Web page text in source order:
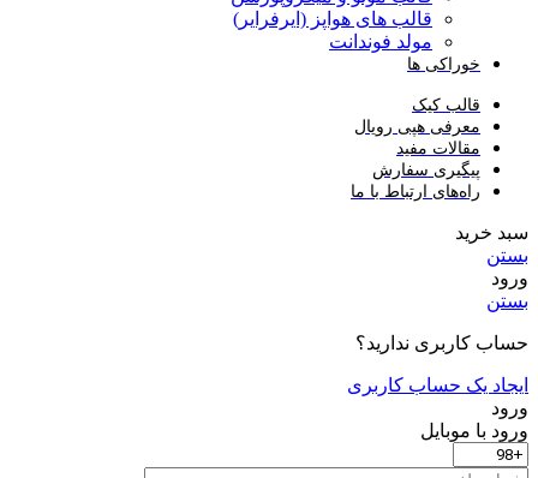
قالب های هواپز (ایرفرایر)
مولد فوندانت
خوراکی ها
قالب کیک
معرفی هپی رویال
مقالات مفید
پیگیری سفارش
راه‌های ارتباط با ما
سبد خرید
بستن
ورود
بستن
حساب کاربری ندارید؟
ایجاد یک حساب کاربری
ورود
ورود با موبایل